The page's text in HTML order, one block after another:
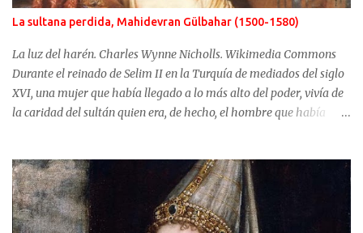
La sultana perdida, Mahidevran Gülbahar (1500-1580)
La luz del harén. Charles Wynne Nicholls. Wikimedia Commons
Durante el reinado de Selim II en la Turquía de mediados del siglo
XVI, una mujer que había llegado a lo más alto del poder, vivía de
la caridad del sultán quien era, de hecho, el hombre que había
fue su madre, la sultana Roxelana, quien después de ganarse el
favor del poderoso Solimán, consiguió que su primera esposa y su
hijo fueran alejados del poder. Mahidevran fue una mujer con
orígenes desconocidos que consiguió ser la reina del harén de una